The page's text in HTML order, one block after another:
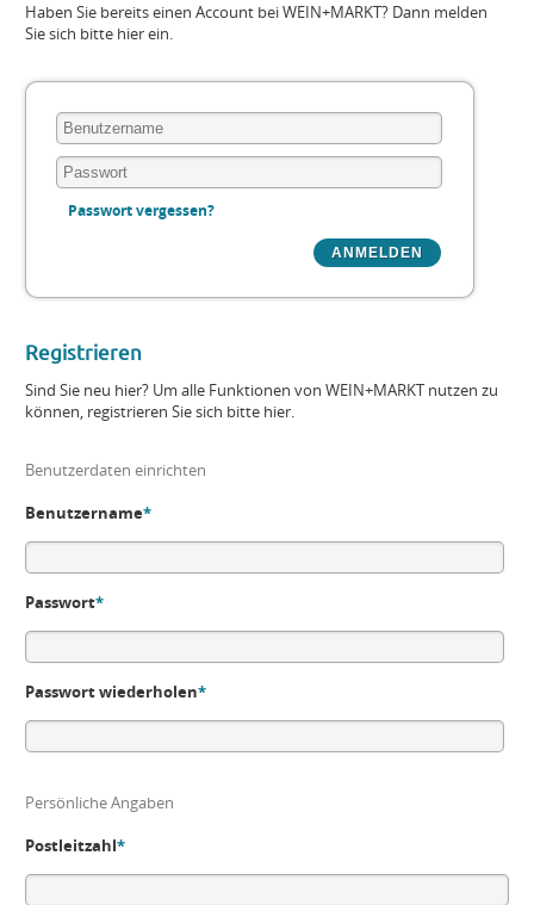
Haben Sie bereits einen Account bei WEIN+MARKT? Dann melden
Sie sich bitte hier ein.
Passwort vergessen?
Registrieren
Sind Sie neu hier? Um alle Funktionen von WEIN+MARKT nutzen zu
können, registrieren Sie sich bitte hier.
Benutzerdaten einrichten
Benutzername*
Passwort*
Passwort wiederholen*
Persönliche Angaben
Postleitzahl*